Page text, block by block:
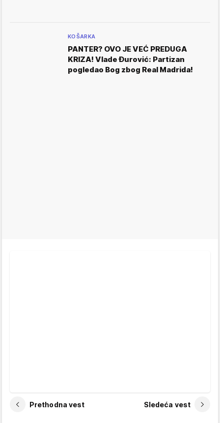
KOŠARKA
PANTER? OVO JE VEĆ PREDUGA
KRIZA! Vlade Đurović: Partizan
pogledao Bog zbog Real Madrida!
Prethodna vest Sledeća vest